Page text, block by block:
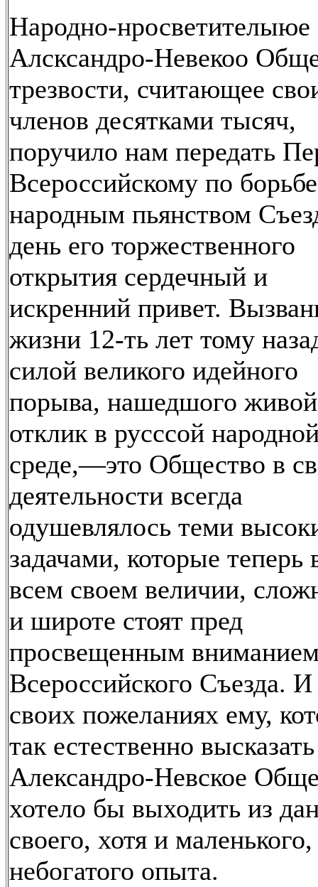
Народно-нросветителыюе
Алсксандро-Невекоо
трезвости, считающее
членов десятками тысяч,
поручило нам передать
Всероссийскому по
народным пьянством
день его торжественного
открытия сердечный и
искренний привет.
жизни 12-ть лет тому
силой великого идейного
порыва, нашедшого живой
отклик в русссой
среде,—это Общество в
деятельности всегда
одушевлялось теми
задачами, которые теперь
всем своем величии,
и широте стоят пред
просвещенным
Всероссийского Съезда. И
своих пожеланиях ему,
так естественно
Александро-Невское
хотело бы выходить из
своего, хотя и маленького,
небогатого опыта.